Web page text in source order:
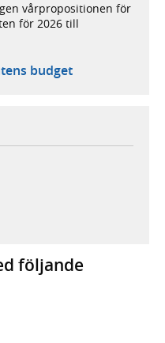
vårpropositionen för
för 2026 till
budget
extern webbplats,
webbplats,
extern webbplats,
följande